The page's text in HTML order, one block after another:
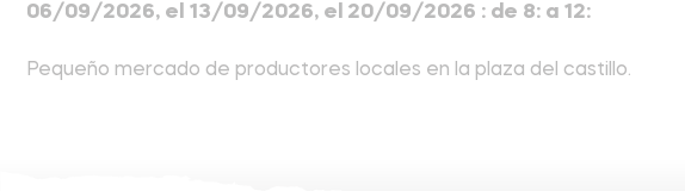
06/09/2026, el 13/09/2026, el 20/09/2026 : de 8: a 12:
Pequeño mercado de productores locales en la plaza del castillo.